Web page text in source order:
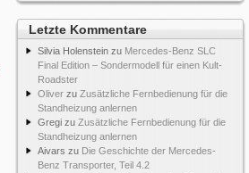
Letzte Kommentare
Silvia Holenstein zu Mercedes-Benz SLC
Final Edition – Sondermodell für einen Kult-
Roadster
Oliver zu Zusätzliche Fernbedienung für die
Standheizung anlernen
Gregi zu Zusätzliche Fernbedienung für die
Standheizung anlernen
Aivars zu Die Geschichte der Mercedes-
Benz Transporter, Teil 4.2